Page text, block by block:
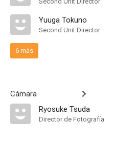
Yuuga Tokuno
Second Unit Director
6 más
Cámara
Ryosuke Tsuda
Director de Fotografía